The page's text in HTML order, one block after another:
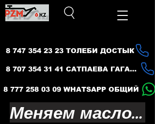
8 747 354 23 23 ТОЛЕБИ ДОСТЫК
8 707 354 31 41 САТПАЕВА ГАГАРИНА
8 777 258 03 09 WHATSAPP ОБЩИЙ
Меняем масло — продлеваем жизнь вашего авто